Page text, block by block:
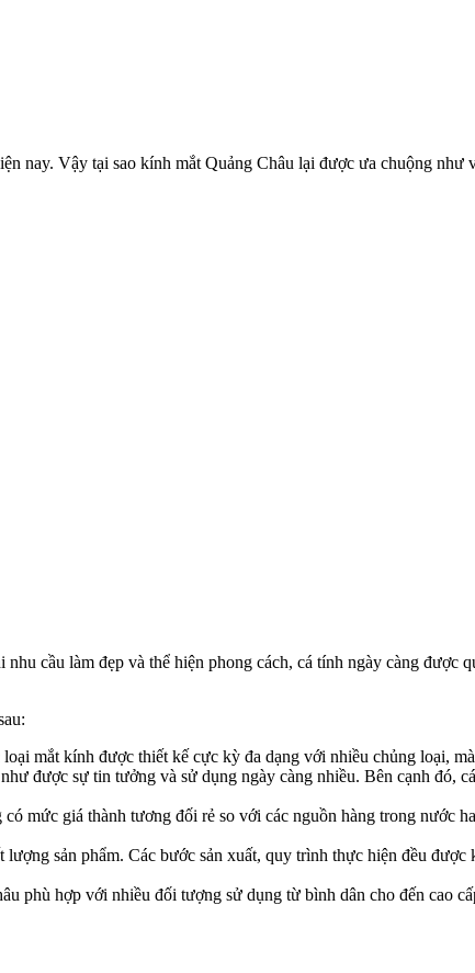
nay. Vậy tại sao kính mắt Quảng Châu lại được ưa chuộng như
cầu làm đẹp và thể hiện phong cách, cá tính ngày càng được
mắt kính được thiết kế cực kỳ đa dạng với nhiều chủng loại,
được sự tin tưởng và sử dụng ngày càng nhiều. Bên cạnh đó,
mức giá thành tương đối rẻ so với các nguồn hàng trong nước
sản phẩm. Các bước sản xuất, quy trình thực hiện đều được
phù hợp với nhiều đối tượng sử dụng từ bình dân cho đến cao